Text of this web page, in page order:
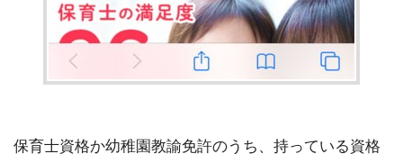
保育士資格か幼稚園教諭免許のうち、持っている資格